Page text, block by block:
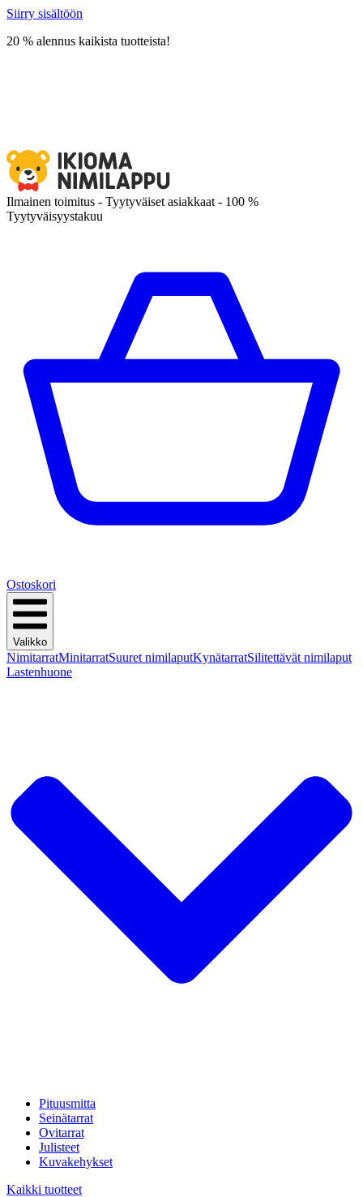
Siirry sisältöön
20 % alennus kaikista tuotteista!
Ilmainen toimitus - Tyytyväiset asiakkaat - 100 %
Tyytyväisyystakuu
Ostoskori
Valikko
NimitarratMinitarratSuuret nimilaputKynätarratSilitettävät nimilaput
Lastenhuone
Pituusmitta
Seinätarrat
Ovitarrat
Julisteet
Kuvakehykset
Kaikki tuotteet